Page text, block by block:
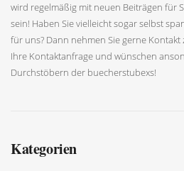
wird regelmäßig mit neuen Beiträgen für
sein! Haben Sie vielleicht sogar selbst
für uns? Dann nehmen Sie gerne
Ihre Kontaktanfrage und wünschen
Durchstöbern der buecherstubexs!
Kategorien